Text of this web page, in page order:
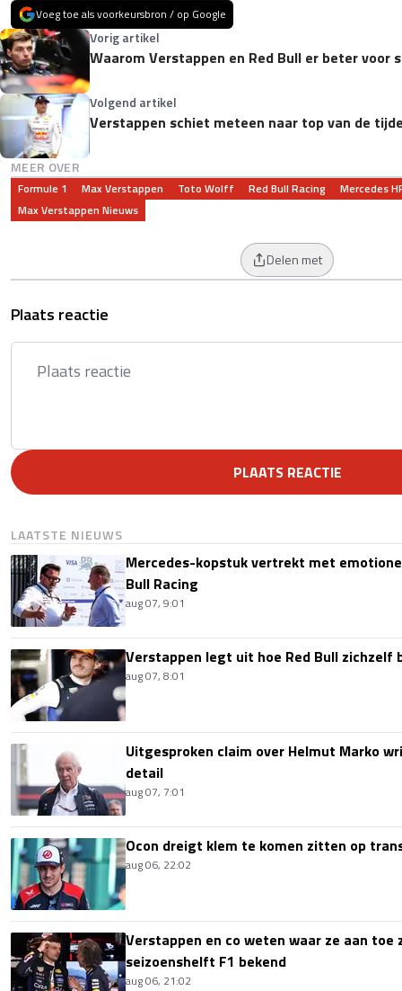
Voeg toe als voorkeursbron / op Google
Vorig artikel
Waarom Verstappen en Red Bull er beter voor
Volgend artikel
Verstappen schiet meteen naar top van de
MEER OVER
Formule 1 Max Verstappen Toto Wolff Red Bull Racing
Mercedes
Max Verstappen Nieuws
Delen met
Plaats reactie
PLAATS REACTIE
LAATSTE NIEUWS
Mercedes-kopstuk vertrekt met
Bull Racing
aug 07, 9:01
Verstappen legt uit hoe Red Bull zichzelf
aug 07, 8:01
Uitgesproken claim over Helmut Marko
detail
aug 07, 7:01
Ocon dreigt klem te komen zitten op
aug 06, 22:02
Verstappen en co weten waar ze aan
seizoenshelft F1 bekend
aug 06, 21:02